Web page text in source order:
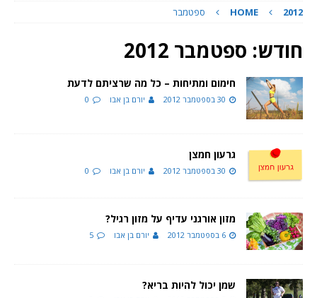
HOME 2012 ספטמבר
חודש: ספטמבר 2012
חימום ומתיחות – כל מה שרציתם לדעת
30 בספטמבר 2012 יורם בן אבו 0
גרעון חמצן
30 בספטמבר 2012 יורם בן אבו 0
מזון אורגני עדיף על מזון רגיל?
6 בספטמבר 2012 יורם בן אבו 5
שמן יכול להיות בריא?